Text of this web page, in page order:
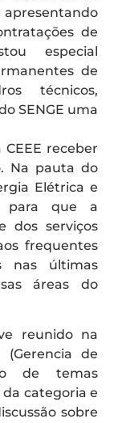
de
especial
de
técnicos,
SENGE uma
receber
Na pauta do
Elétrica e
para que a
dos serviços
frequentes
nas últimas
áreas do
reunido na
(Gerencia de
de temas
categoria e
sobre